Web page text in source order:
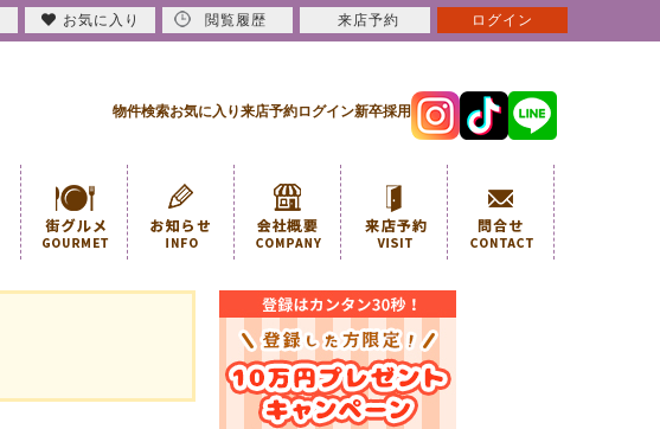
物件検索お気に入り来店予約ログイン新卒採用
お気に入り 閲覧履歴 来店予約 ログイン